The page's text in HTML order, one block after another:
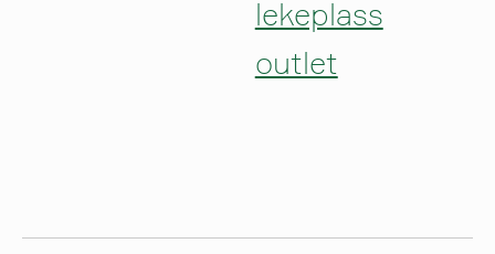
lekeplass
outlet